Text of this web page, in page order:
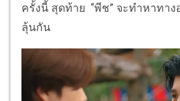
ครั้งนี้ สุดท้าย “พีช” จะทำหาทาง
ลุ้นกัน